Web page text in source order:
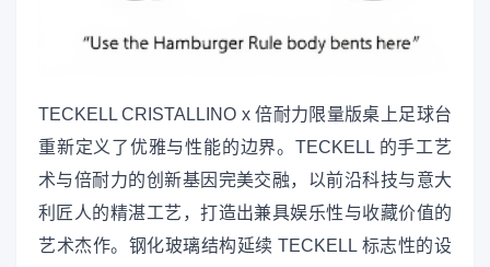
TECKELL CRISTALLINO x 倍耐力限量版桌上足球台
重新定义了优雅与性能的边界。TECKELL 的手工艺
术与倍耐力的创新基因完美交融，以前沿科技与意大
利匠人的精湛工艺，打造出兼具娱乐性与收藏价值的
艺术杰作。钢化玻璃结构延续 TECKELL 标志性的设